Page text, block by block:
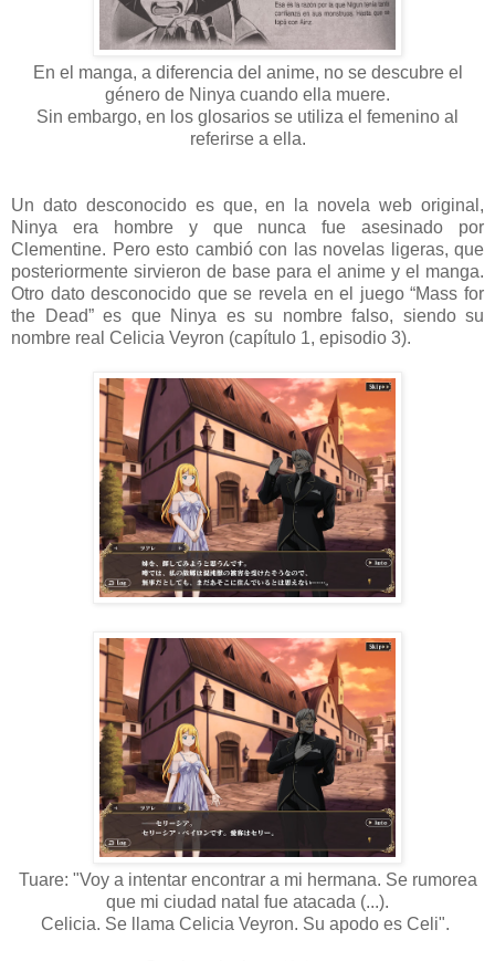
En el manga, a diferencia del anime, no se descubre el
género de Ninya cuando ella muere.
Sin embargo, en los glosarios se utiliza el femenino al
referirse a ella.
Un dato desconocido es que, en la novela web original,
Ninya era hombre y que nunca fue asesinado por
Clementine. Pero esto cambió con las novelas ligeras, que
posteriormente sirvieron de base para el anime y el manga.
Otro dato desconocido que se revela en el juego “Mass for
the Dead” es que Ninya es su nombre falso, siendo su
nombre real Celicia Veyron (capítulo 1, episodio 3).
Tuare: "Voy a intentar encontrar a mi hermana. Se rumorea
que mi ciudad natal fue atacada (...).
Celicia. Se llama Celicia Veyron. Su apodo es Celi".